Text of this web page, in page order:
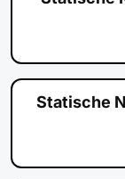
Statische